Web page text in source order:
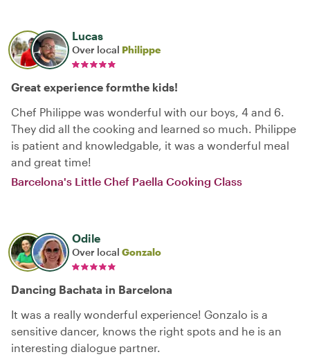
Lucas
Over local Philippe
Great experience formthe kids!
Chef Philippe was wonderful with our boys, 4 and 6.
They did all the cooking and learned so much. Philippe
is patient and knowledgable, it was a wonderful meal
and great time!
Barcelona's Little Chef Paella Cooking Class
Odile
Over local Gonzalo
Dancing Bachata in Barcelona
It was a really wonderful experience! Gonzalo is a
sensitive dancer, knows the right spots and he is an
interesting dialogue partner.